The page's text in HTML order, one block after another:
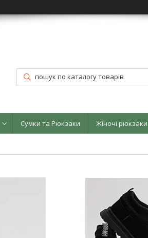
Сумки та Рюкзаки Жіночі рюкзаки